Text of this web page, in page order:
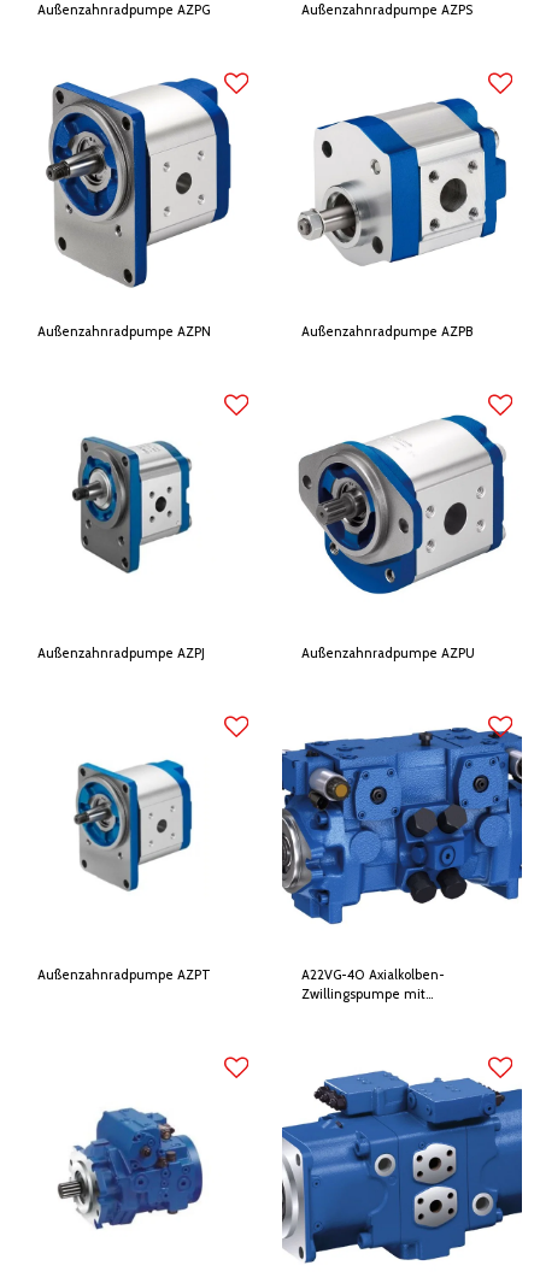
Außenzahnradpumpe AZPG Außenzahnradpumpe AZPS
Außenzahnradpumpe AZPN Außenzahnradpumpe AZPB
Außenzahnradpumpe AZPJ Außenzahnradpumpe AZPU
Außenzahnradpumpe AZPT
A22VG-40 Axialkolben-
Zwillingspumpe mit